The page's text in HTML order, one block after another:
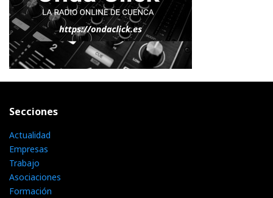
Secciones
Actualidad
Empresas
Trabajo
Asociaciones
Formación